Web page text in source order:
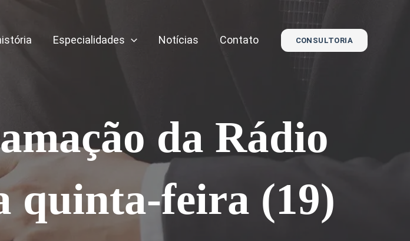
Especialidades Notícias Contato CONSULTORIA
da Rádio
quinta-feira (19)